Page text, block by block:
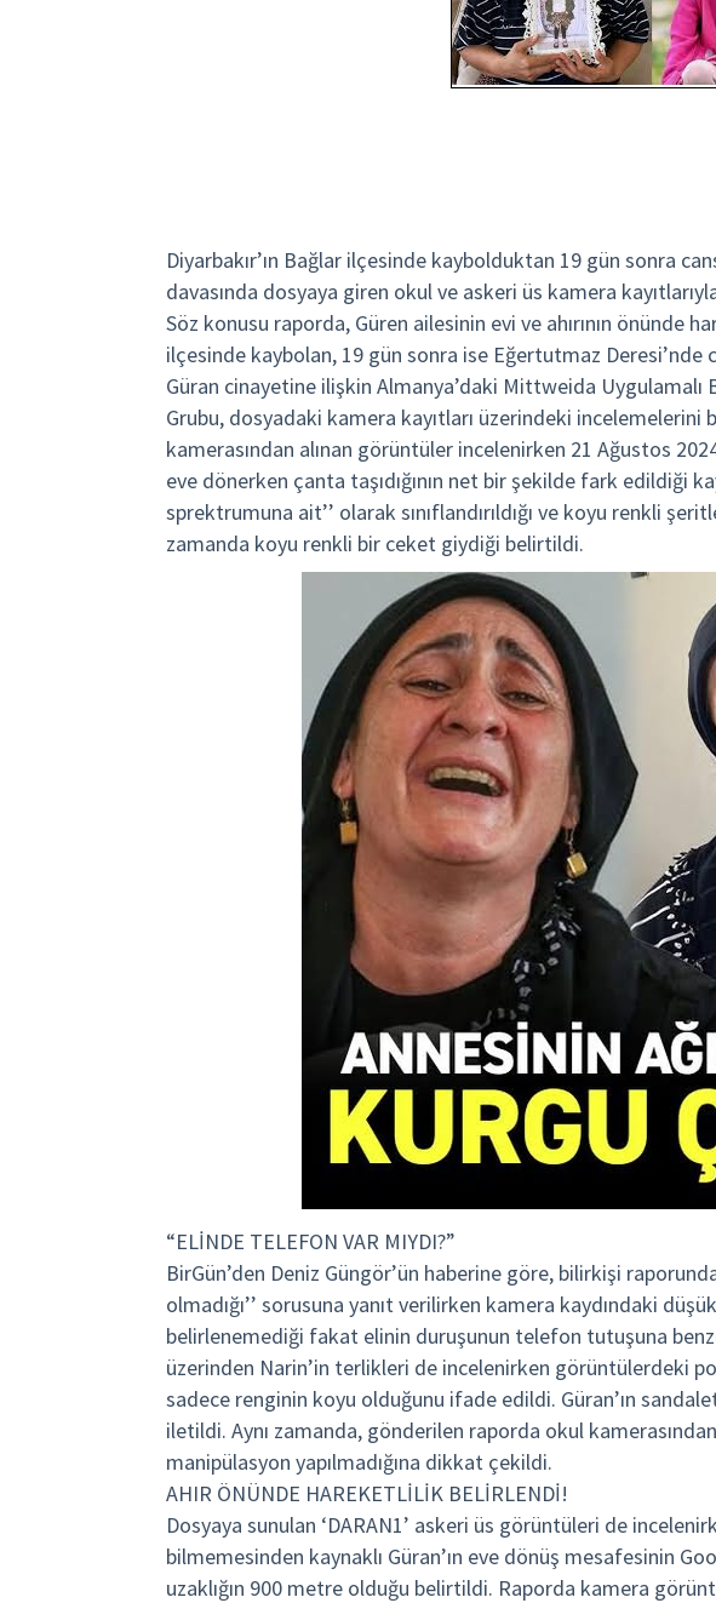
Diyarbakır’ın Bağlar ilçesinde kaybolduktan 19 gün sonra
davasında dosyaya giren okul ve askeri üs kamera
Söz konusu raporda, Güren ailesinin evi ve ahırının önünde
ilçesinde kaybolan, 19 gün sonra ise Eğertutmaz Deresi’nde
Güran cinayetine ilişkin Almanya’daki Mittweida Uygulamalı
Grubu, dosyadaki kamera kayıtları üzerindeki
kamerasından alınan görüntüler incelenirken 21 Ağustos
eve dönerken çanta taşıdığının net bir şekilde fark edildiği
sprektrumuna ait’’ olarak sınıflandırıldığı ve koyu renkli
zamanda koyu renkli bir ceket giydiği belirtildi.
“ELİNDE TELEFON VAR MIYDI?”
BirGün’den Deniz Güngör’ün haberine göre, bilirkişi
olmadığı’’ sorusuna yanıt verilirken kamera kaydındaki
belirlenemediği fakat elinin duruşunun telefon tutuşuna
üzerinden Narin’in terlikleri de incelenirken görüntülerdeki
sadece renginin koyu olduğunu ifade edildi. Güran’ın
iletildi. Aynı zamanda, gönderilen raporda okul
manipülasyon yapılmadığına dikkat çekildi.
AHIR ÖNÜNDE HAREKETLİLİK BELİRLENDİ!
Dosyaya sunulan ‘DARAN1’ askeri üs görüntüleri de
bilmemesinden kaynaklı Güran’ın eve dönüş mesafesinin
uzaklığın 900 metre olduğu belirtildi. Raporda kamera